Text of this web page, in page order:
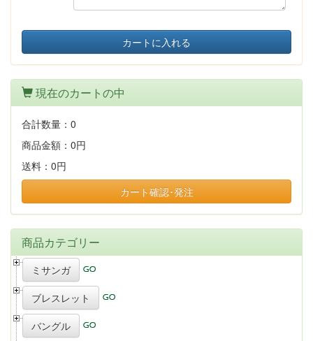
カートに入れる
現在のカートの中
合計数量： 0
商品金額： 0円
送料： 0円
カート確認･発注
商品カテゴリー
ミサンガ
ブレスレット
バングル